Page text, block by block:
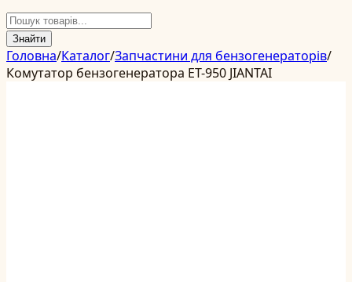
Знайти
Головна/Каталог/Запчастини для бензогенераторів/
Комутатор бензогенератора ET-950 JIANTAI